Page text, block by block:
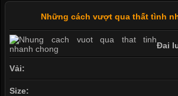
Những cách vượt qua thất tình
Đai
Vải:
Size: